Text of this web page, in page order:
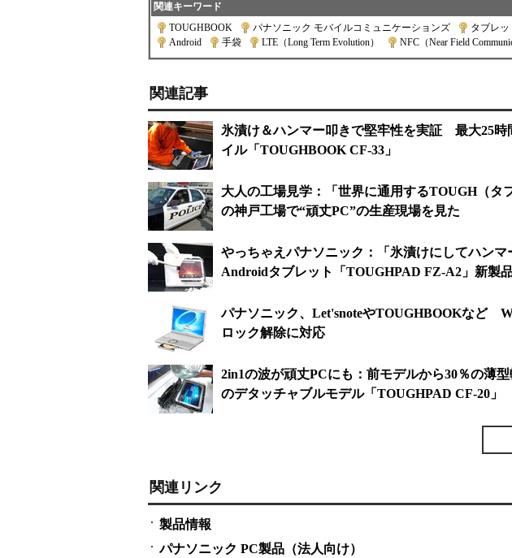
関連キーワード
TOUGHBOOK
パナソニック モバイルコミュニケーションズ タブレッ
Android
手袋 LTE（Long Term Evolution） NFC（Near Field
関連記事
氷漬け＆ハンマー叩きで堅牢性を実証 最大25時
イル「TOUGHBOOK CF-33」
大人の工場見学：「世界に通用するTOUGH（
の神戸工場で“頑丈PC”の生産現場を見た
やっちゃえパナソニック：「氷漬けにしてハン
Androidタブレット「TOUGHPAD FZ-A2」新製
パナソニック、Let'snoteやTOUGHBOOKなど
ロック解除に対応
2in1の波が頑丈PCにも：前モデルから30％の薄
のデタッチャブルモデル「TOUGHPAD CF-20」
関連リンク
製品情報
パナソニック PC製品（法人向け）